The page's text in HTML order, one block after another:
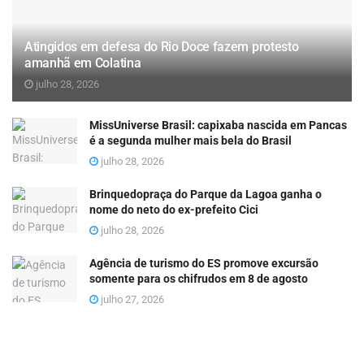
Atingidos em defesa do Rio Doce fazem protesto
amanhã em Colatina
julho 28, 2026
MissUniverse Brasil: capixaba nascida em Pancas
é a segunda mulher mais bela do Brasil
julho 28, 2026
Brinquedopraça do Parque da Lagoa ganha o
nome do neto do ex-prefeito Cici
julho 28, 2026
Agência de turismo do ES promove excursão
somente para os chifrudos em 8 de agosto
julho 27, 2026